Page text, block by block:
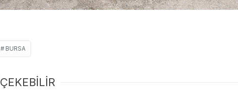
BURSA
ÇEKEBİLİR